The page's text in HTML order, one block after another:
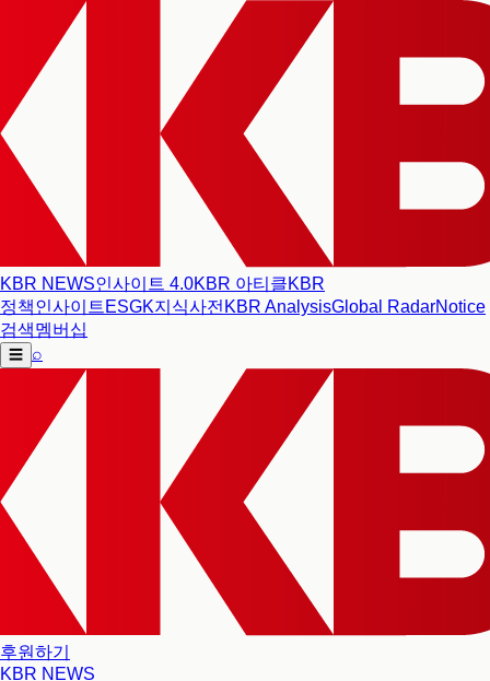
KBR NEWS인사이트 4.0KBR 아티클KBR
정책인사이트 ESGK지식사전 KBR AnalysisGlobal RadarNotice
검색멤버십
☰ ⌕
후원하기
KBR NEWS